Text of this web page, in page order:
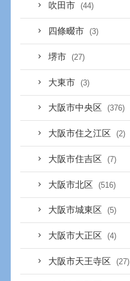
吹田市 (44)
四條畷市 (3)
堺市 (27)
大東市 (3)
大阪市中央区 (376)
大阪市住之江区 (2)
大阪市住吉区 (7)
大阪市北区 (516)
大阪市城東区 (5)
大阪市大正区 (4)
大阪市天王寺区 (27)